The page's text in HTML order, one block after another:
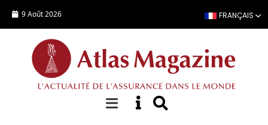
9 Août 2026 FRANÇAIS
ACTUALITÉ